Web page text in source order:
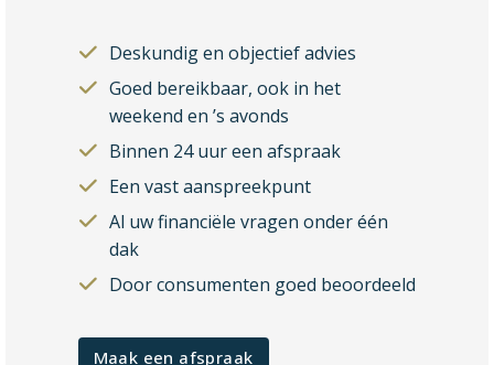
Deskundig en objectief advies
Goed bereikbaar, ook in het
weekend en ’s avonds
Binnen 24 uur een afspraak
Een vast aanspreekpunt
Al uw financiële vragen onder één
dak
Door consumenten goed beoordeeld
Maak een afspraak